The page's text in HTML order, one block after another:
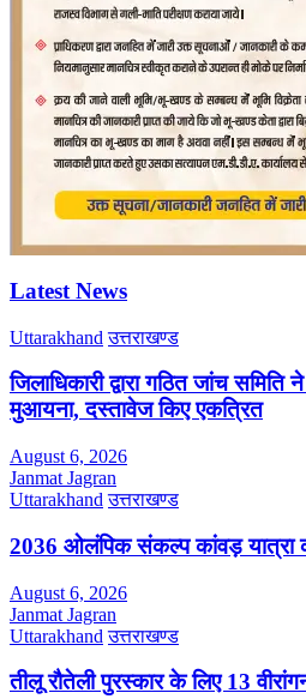
Latest News
Uttarakhand उत्तराखण्ड
जिलाधिकारी द्वारा गठित जांच समिति
मुआयना, दस्तावेज किए एकत्रित
August 6, 2026
Janmat Jagran
Uttarakhand उत्तराखण्ड
2036 ओलंपिक संकल्प कांवड़ यात्रा
August 6, 2026
Janmat Jagran
Uttarakhand उत्तराखण्ड
तीलू रौतेली पुरस्कार के लिए 13